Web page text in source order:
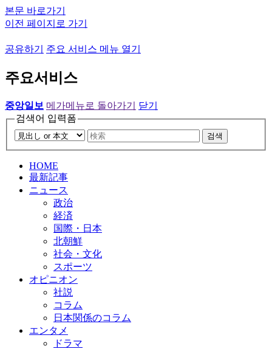
본문 바로가기
이전 페이지로 가기
공유하기 주요 서비스 메뉴 열기
주요서비스
중앙일보 메가메뉴로 돌아가기
닫기
검색어 입력폼
검색
HOME
最新記事
ニュース
政治
経済
国際・日本
北朝鮮
社会・文化
スポーツ
オピニオン
社説
コラム
日本関係のコラム
エンタメ
ドラマ